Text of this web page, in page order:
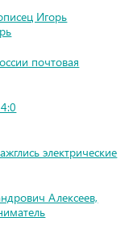
Игорь
почтовая
электрические
Алексеев,